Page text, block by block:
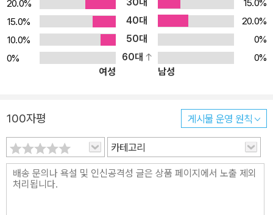
자이너 ● 상위 10% 혹은 1%의 PM이 되고 싶은 현직 PM ● 리더
의 마음으로 일하고 싶은 모든 IT업계 종사자
20.0%
15.0%
15.0%
40대
20.0%
10.0%
50대
0%
0%
60대
0%
여성
남성
100자평 게시물 운영 원칙
카테고리